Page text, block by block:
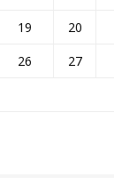
19 20
26 27